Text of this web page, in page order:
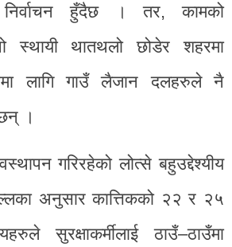
हुँदैछ । तर, कामको
स्थायी थातथलो छोडेर शहरमा
लागि गाउँ लैजान दलहरुले नै
।
गरिरहेको लोत्से बहुउद्देश्यीय
अनुसार कात्तिकको २२ र २५
सुरक्षाकर्मीलाई ठाउँ–ठाउँमा